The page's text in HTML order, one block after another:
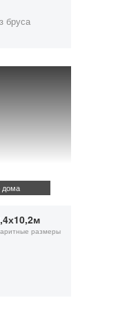
бруса
дома
размеры